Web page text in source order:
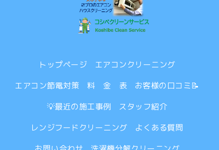
トップページ
エアコンクリーニング
エアコン節電対策
料 金 表
お客様の口コミ📝
💡最近の施工事例
スタッフ紹介
レンジフードクリーニング
よくある質問